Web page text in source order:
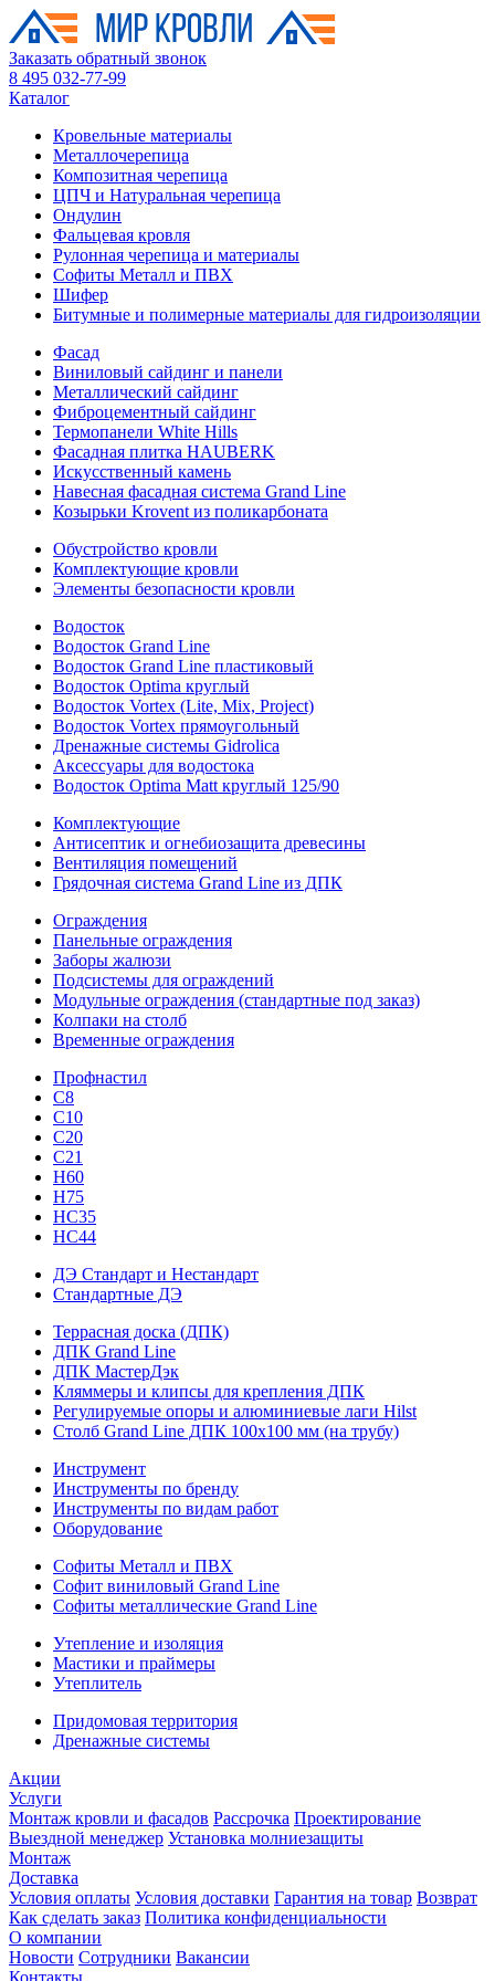
Заказать обратный звонок
8 495 032-77-99
Каталог
Кровельные материалы
Металлочерепица
Композитная черепица
ЦПЧ и Натуральная черепица
Ондулин
Фальцевая кровля
Рулонная черепица и материалы
Софиты Металл и ПВХ
Шифер
Битумные и полимерные материалы для гидроизоляции
Фасад
Виниловый сайдинг и панели
Металлический сайдинг
Фиброцементный сайдинг
Термопанели White Hills
Фасадная плитка HAUBERK
Искусственный камень
Навесная фасадная система Grand Line
Козырьки Krovent из поликарбоната
Обустройство кровли
Комплектующие кровли
Элементы безопасности кровли
Водосток
Водосток Grand Line
Водосток Grand Line пластиковый
Водосток Optima круглый
Водосток Vortex (Lite, Mix, Project)
Водосток Vortex прямоугольный
Дренажные системы Gidrolica
Аксессуары для водостока
Водосток Optima Matt круглый 125/90
Комплектующие
Антисептик и огнебиозащита древесины
Вентиляция помещений
Грядочная система Grand Line из ДПК
Ограждения
Панельные ограждения
Заборы жалюзи
Подсистемы для ограждений
Модульные ограждения (стандартные под заказ)
Колпаки на столб
Временные ограждения
Профнастил
С8
С10
С20
С21
H60
H75
HС35
НС44
ДЭ Стандарт и Нестандарт
Стандартные ДЭ
Террасная доска (ДПК)
ДПК Grand Line
ДПК МастерДэк
Кляммеры и клипсы для крепления ДПК
Регулируемые опоры и алюминиевые лаги Hilst
Столб Grand Line ДПК 100х100 мм (на трубу)
Инструмент
Инструменты по бренду
Инструменты по видам работ
Оборудование
Софиты Металл и ПВХ
Софит виниловый Grand Line
Софиты металлические Grand Line
Утепление и изоляция
Мастики и праймеры
Утеплитель
Придомовая территория
Дренажные системы
Акции
Услуги
Монтаж кровли и фасадов Рассрочка Проектирование
Выездной менеджер Установка молниезащиты
Монтаж
Доставка
Условия оплаты Условия доставки Гарантия на товар Возврат
Как сделать заказ Политика конфиденциальности
О компании
Новости Сотрудники Вакансии
Контакты